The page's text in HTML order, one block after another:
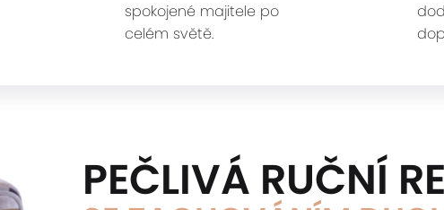
spokojené majitele po
celém světě.
PEČLIVÁ RUČNÍ